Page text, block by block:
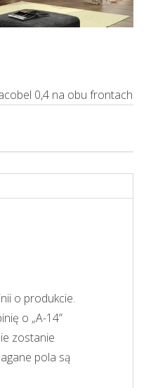
0,4 na obu frontach
o produkcie.
o „A-14”
zostanie
pola są